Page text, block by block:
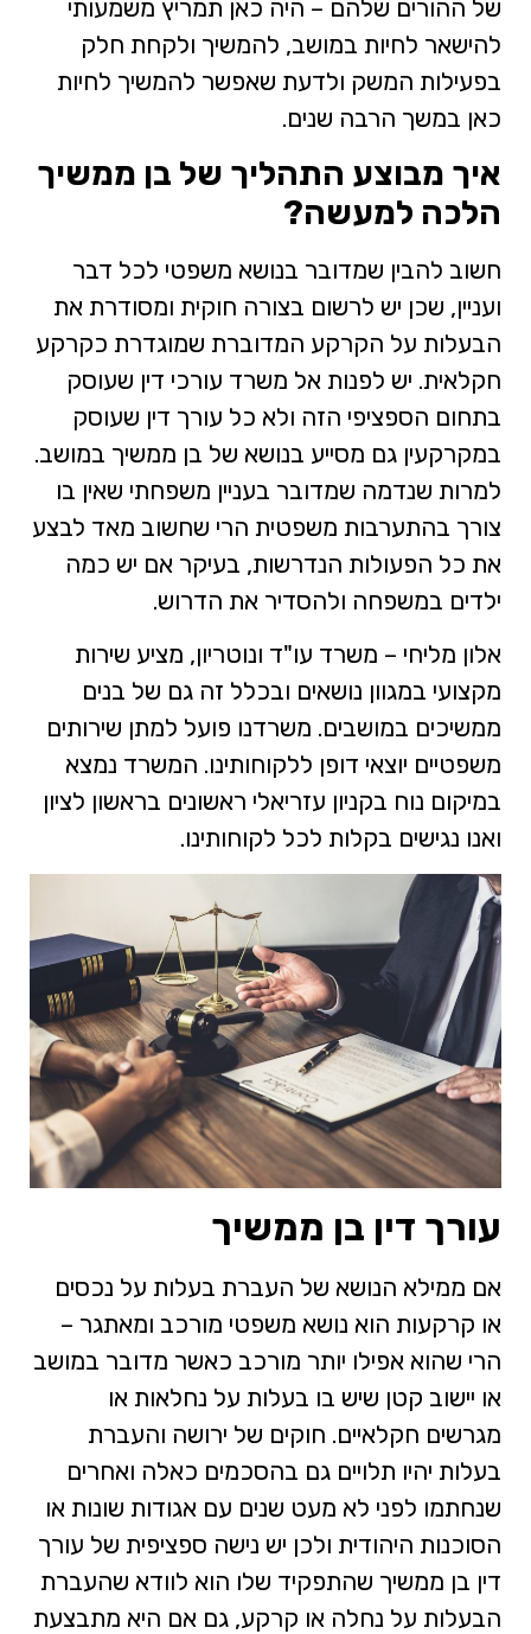
של ההורים שלהם – היה כאן תמריץ משמעותי
להישאר לחיות במושב, להמשיך ולקחת חלק
בפעילות המשק ולדעת שאפשר להמשיך לחיות
כאן במשך הרבה שנים.
איך מבוצע התהליך של בן ממשיך
הלכה למעשה?
חשוב להבין שמדובר בנושא משפטי לכל דבר
ועניין, שכן יש לרשום בצורה חוקית ומסודרת את
הבעלות על הקרקע המדוברת שמוגדרת כקרקע
חקלאית. יש לפנות אל משרד עורכי דין שעוסק
בתחום הספציפי הזה ולא כל עורך דין שעוסק
במקרקעין גם מסייע בנושא של בן ממשיך במושב.
למרות שנדמה שמדובר בעניין משפחתי שאין בו
צורך בהתערבות משפטית הרי שחשוב מאד לבצע
את כל הפעולות הנדרשות, בעיקר אם יש כמה
ילדים במשפחה ולהסדיר את הדרוש.
אלון מליחי – משרד עו"ד ונוטריון, מציע שירות
מקצועי במגוון נושאים ובכלל זה גם של בנים
ממשיכים במושבים. משרדנו פועל למתן שירותים
משפטיים יוצאי דופן ללקוחותינו. המשרד נמצא
במיקום נוח בקניון עזריאלי ראשונים בראשון לציון
ואנו נגישים בקלות לכל לקוחותינו.
עורך דין בן ממשיך
אם ממילא הנושא של העברת בעלות על נכסים
או קרקעות הוא נושא משפטי מורכב ומאתגר –
הרי שהוא אפילו יותר מורכב כאשר מדובר במושב
או יישוב קטן שיש בו בעלות על נחלאות או
מגרשים חקלאיים. חוקים של ירושה והעברת
בעלות יהיו תלויים גם בהסכמים כאלה ואחרים
שנחתמו לפני לא מעט שנים עם אגודות שונות או
הסוכנות היהודית ולכן יש נישה ספציפית של עורך
דין בן ממשיך שהתפקיד שלו הוא לוודא שהעברת
הבעלות על נחלה או קרקע, גם אם היא מתבצעת